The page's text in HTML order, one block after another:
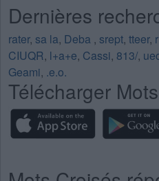
Dernières
rater, sa la, Deba , srept, tteer,
CIUQR, l+a+e, Cassi, 813/,
Geami, .e.o.
Télécharger